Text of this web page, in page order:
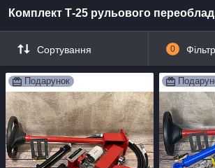
Комплект Т-25 рульового
Сортування 0
Подарунок